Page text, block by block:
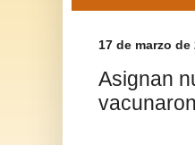
17 de marzo de
Asignan